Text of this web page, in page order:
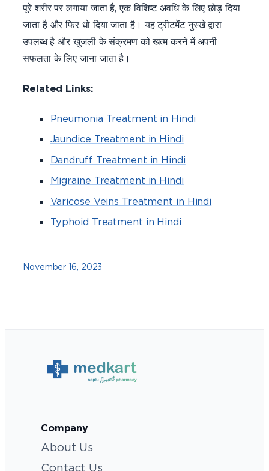
पूरे शरीर पर लगाया जाता है, एक विशिष्ट अवधि के लिए छोड़ दिया
जाता है और फिर धो दिया जाता है। यह ट्रीटमेंट नुस्खे द्वारा
उपलब्ध है और खुजली के संक्रमण को खत्म करने में अपनी
सफलता के लिए जाना जाता है।
Related Links:
Pneumonia Treatment in Hindi
Jaundice Treatment in Hindi
Dandruff Treatment in Hindi
Migraine Treatment in Hindi
Varicose Veins Treatment in Hindi
Typhoid Treatment in Hindi
November 16, 2023
Company
About Us
Contact Us